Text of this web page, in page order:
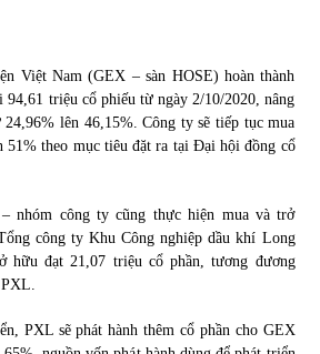
05/2022
tích giá tiền điện tử sau ngày thị trường lập kỷ lục
khoán ngày 12/10/2021: Top 10 cổ phiếu nổi bật
10/2021
Việt Nam (GEX – sàn HOSE) hoàn thành
94,61 triệu cổ phiếu từ ngày 2/10/2020, nâng
lên 46,15%. Công ty sẽ tiếp tục mua
51% theo mục tiêu đặt ra tại Đại hội đồng cổ
nhóm công ty cũng thực hiện mua và trở
công ty Khu Công nghiệp dầu khí Long
hữu đạt 21,07 triệu cổ phần, tương đương
PXL sẽ phát hành thêm cổ phần cho GEX